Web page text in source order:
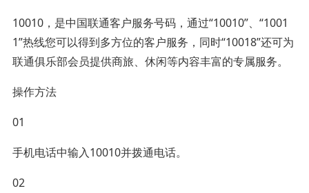
10010，是中国联通客户服务号码，通过“10010”、“1001
1”热线您可以得到多方位的客户服务，同时“10018”还可为
联通俱乐部会员提供商旅、休闲等内容丰富的专属服务。
操作方法
01
手机电话中输入10010并拨通电话。
02